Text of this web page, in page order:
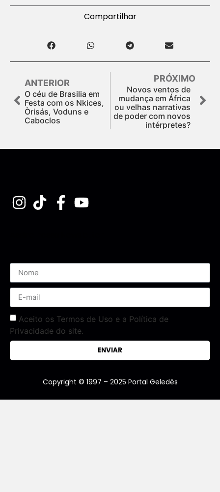
Compartilhar
ANTERIOR
O céu de Brasilia em
Festa com os Nkices,
Òrisás, Voduns e
Caboclos
PRÓXIMO
Novos ventos de
mudança em África
ou velhas narrativas
de poder com novos
intérpretes?
Aceito os Termos de Uso e a Política de
Privacidade do site.
ENVIAR
Copyright © 1997 – 2025 Portal Geledés